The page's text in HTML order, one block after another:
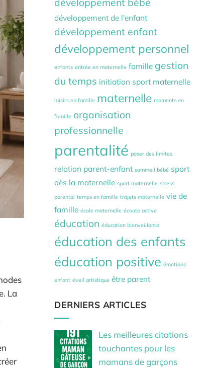
La
développement bébé
développement de l'enfant
développement enfant
développement personnel
enfants entrée en maternelle famille gestion
du temps initiation sport maternelle
loisirs en famille maternelle moments en
famille organisation
professionnelle
parentalité poser des limites
relation parent-enfant sommeil bébé sport
dès la maternelle sport maternelle stress
parental temps en famille trajets maternelle vie de
famille école maternelle écoute active
éducation éducation bienveillante
éducation des enfants
éducation positive émotions
enfant éveil artistique être parent
DERNIERS ARTICLES
Les meilleures citations
touchantes pour les
mamans de garçons